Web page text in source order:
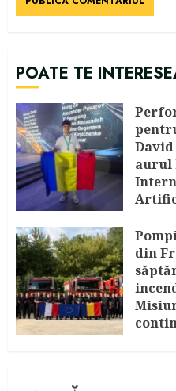
POATE TE
aurul
din